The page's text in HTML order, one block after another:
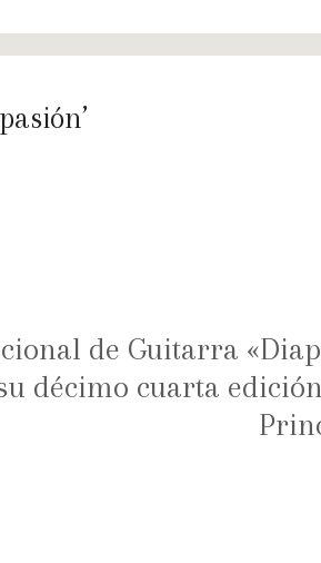
de Guitarra
décimo cuarta